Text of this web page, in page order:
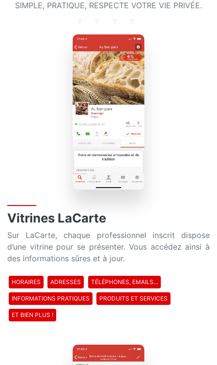
SIMPLE, PRATIQUE, RESPECTE VOTRE VIE PRIVÉE.
Vitrines LaCarte
Sur LaCarte, chaque professionnel inscrit dispose
d’une vitrine pour se présenter. Vous accédez ainsi à
des informations sûres et à jour.
HORAIRES ADRESSES TÉLÉPHONES, EMAILS...
INFORMATIONS PRATIQUES PRODUITS ET SERVICES
ET BIEN PLUS !